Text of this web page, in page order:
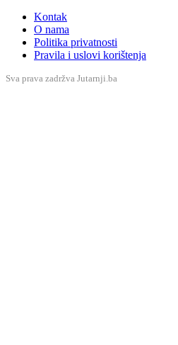
Kontak
O nama
Politika privatnosti
Pravila i uslovi korištenja
Sva prava zadržva Jutarnji.ba